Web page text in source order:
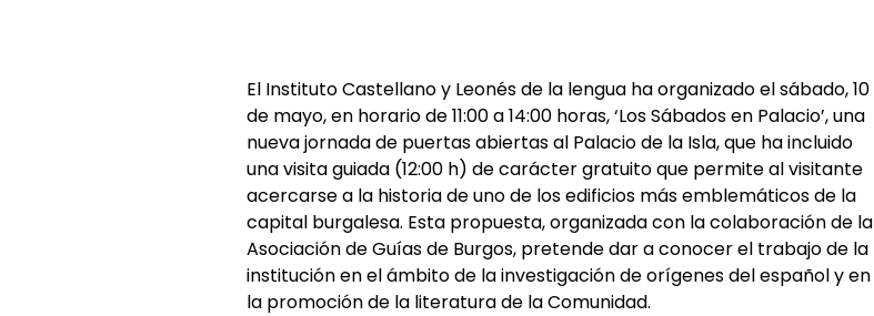
El Instituto Castellano y Leonés de la lengua ha organizado el sábado, 10
de mayo, en horario de 11:00 a 14:00 horas, ‘Los Sábados en Palacio’, una
nueva jornada de puertas abiertas al Palacio de la Isla, que ha incluido
una visita guiada (12:00 h) de carácter gratuito que permite al visitante
acercarse a la historia de uno de los edificios más emblemáticos de la
capital burgalesa. Esta propuesta, organizada con la colaboración de la
Asociación de Guías de Burgos, pretende dar a conocer el trabajo de la
institución en el ámbito de la investigación de orígenes del español y en
la promoción de la literatura de la Comunidad.